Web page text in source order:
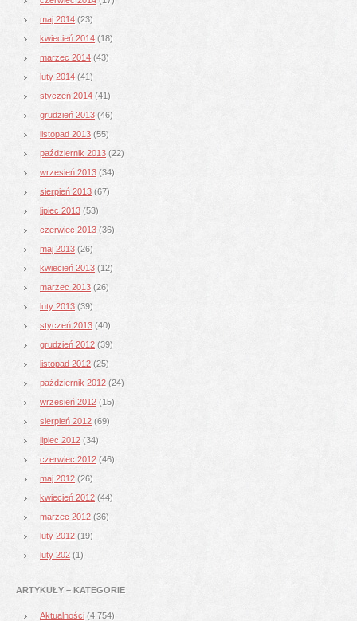
maj 2014 (23)
kwiecień 2014 (18)
marzec 2014 (43)
luty 2014 (41)
styczeń 2014 (41)
grudzień 2013 (46)
listopad 2013 (55)
październik 2013 (22)
wrzesień 2013 (34)
sierpień 2013 (67)
lipiec 2013 (53)
czerwiec 2013 (36)
maj 2013 (26)
kwiecień 2013 (12)
marzec 2013 (26)
luty 2013 (39)
styczeń 2013 (40)
grudzień 2012 (39)
listopad 2012 (25)
październik 2012 (24)
wrzesień 2012 (15)
sierpień 2012 (69)
lipiec 2012 (34)
czerwiec 2012 (46)
maj 2012 (26)
kwiecień 2012 (44)
marzec 2012 (36)
luty 2012 (19)
luty 202 (1)
ARTYKUŁY – KATEGORIE
Aktualności (4 754)